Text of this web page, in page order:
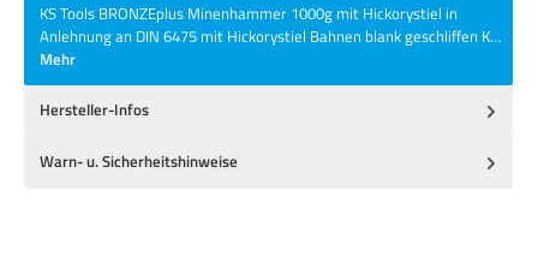
KS Tools BRONZEplus Minenhammer 1000g mit Hickorystiel in
Anlehnung an DIN 6475 mit Hickorystiel Bahnen blank geschliffen K…
Mehr
Hersteller-Infos
Warn- u. Sicherheitshinweise